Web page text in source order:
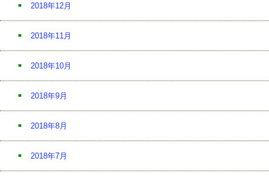
2018年12月
2018年11月
2018年10月
2018年9月
2018年8月
2018年7月